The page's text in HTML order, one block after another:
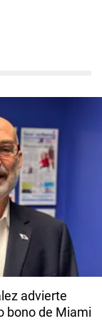
advierte
bono de Miami